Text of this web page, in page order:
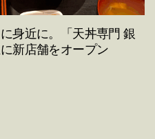
身近に。「天丼専門 銀
新店舗をオープン